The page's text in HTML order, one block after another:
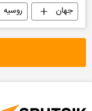
جهان روسیه